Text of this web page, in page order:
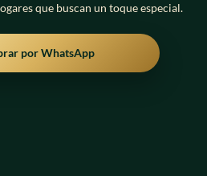
que buscan un toque especial.
por WhatsApp